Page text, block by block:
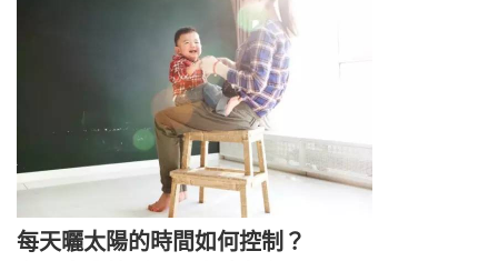
每天曬太陽的時間如何控制？